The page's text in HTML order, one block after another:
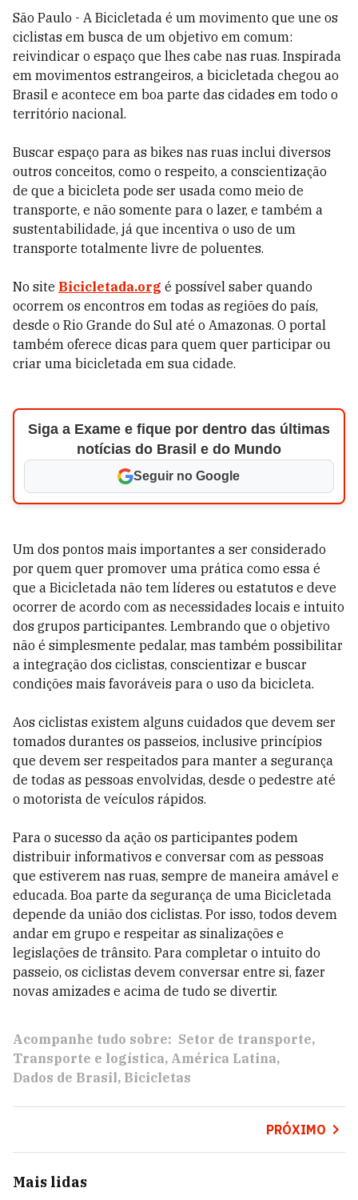
São Paulo - A Bicicletada é um movimento que une os
ciclistas em busca de um objetivo em comum:
reivindicar o espaço que lhes cabe nas ruas. Inspirada
em movimentos estrangeiros, a bicicletada chegou ao
Brasil e acontece em boa parte das cidades em todo o
território nacional.
Buscar espaço para as bikes nas ruas inclui diversos
outros conceitos, como o respeito, a conscientização
de que a bicicleta pode ser usada como meio de
transporte, e não somente para o lazer, e também a
sustentabilidade, já que incentiva o uso de um
transporte totalmente livre de poluentes.
No site Bicicletada.org é possível saber quando
ocorrem os encontros em todas as regiões do país,
desde o Rio Grande do Sul até o Amazonas. O portal
também oferece dicas para quem quer participar ou
criar uma bicicletada em sua cidade.
Siga a Exame e fique por dentro das últimas
notícias do Brasil e do Mundo
Seguir no Google
Um dos pontos mais importantes a ser considerado
por quem quer promover uma prática como essa é
que a Bicicletada não tem líderes ou estatutos e deve
ocorrer de acordo com as necessidades locais e intuito
dos grupos participantes. Lembrando que o objetivo
não é simplesmente pedalar, mas também possibilitar
a integração dos ciclistas, conscientizar e buscar
condições mais favoráveis para o uso da bicicleta.
Aos ciclistas existem alguns cuidados que devem ser
tomados durantes os passeios, inclusive princípios
que devem ser respeitados para manter a segurança
de todas as pessoas envolvidas, desde o pedestre até
o motorista de veículos rápidos.
Para o sucesso da ação os participantes podem
distribuir informativos e conversar com as pessoas
que estiverem nas ruas, sempre de maneira amável e
educada. Boa parte da segurança de uma Bicicletada
depende da união dos ciclistas. Por isso, todos devem
andar em grupo e respeitar as sinalizações e
legislações de trânsito. Para completar o intuito do
passeio, os ciclistas devem conversar entre si, fazer
novas amizades e acima de tudo se divertir.
Acompanhe tudo sobre: Setor de transporte
Transporte e logística América Latina
Dados de Brasil Bicicletas
PRÓXIMO
Mais lidas